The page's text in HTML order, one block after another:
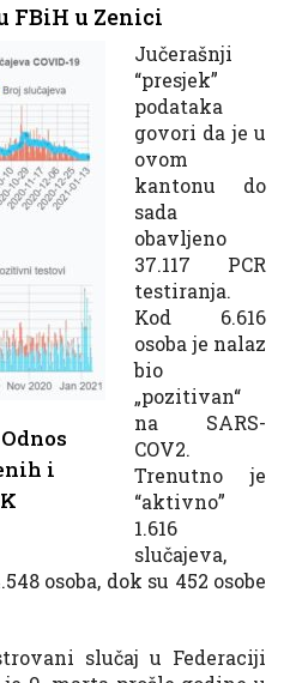
FBiH u Zenici
i
Jučerašnji
“presjek”
podataka
govori da je u
ovom
kantonu do
sada
obavljeno
37.117 PCR
testiranja.
Kod 6.616
osoba je nalaz
bio
„pozitivan“
na SARS-
COV2.
Trenutno je
“aktivno”
1.616
slučajeva,
osoba, dok su 452 osobe
slučaj u Federaciji